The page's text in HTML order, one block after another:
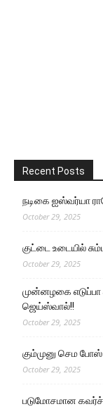
Recent Posts
நடிகை ஐஸ்வர்யா
October 29, 2025
குட்டை உடையில்
October 29, 2025
முன்னழகை எடுப்பா
ஜெய்ஸ்வால்!!
October 29, 2025
கும்முனு செம
October 29, 2025
படுமோசமான